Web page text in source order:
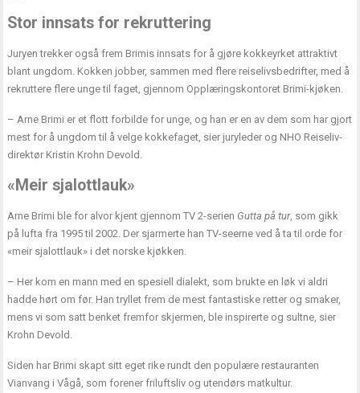
Stor innsats for rekruttering
Juryen trekker også frem Brimis innsats for å gjøre kokkeyrket attraktivt
blant ungdom. Kokken jobber, sammen med flere reiselivsbedrifter, med å
rekruttere flere unge til faget, gjennom Opplæringskontoret Brimi-kjøken.
– Arne Brimi er et flott forbilde for unge, og han er en av dem som har gjort
mest for å ungdom til å velge kokkefaget, sier juryleder og NHO Reiseliv-
direktør Kristin Krohn Devold.
«Meir sjalottlauk»
Arne Brimi ble for alvor kjent gjennom TV 2-serien Gutta på tur, som gikk
på lufta fra 1995 til 2002. Der sjarmerte han TV-seerne ved å ta til orde for
«meir sjalottlauk» i det norske kjøkken.
– Her kom en mann med en spesiell dialekt, som brukte en løk vi aldri
hadde hørt om før. Han tryllet frem de mest fantastiske retter og smaker,
mens vi som satt benket fremfor skjermen, ble inspirerte og sultne, sier
Krohn Devold.
Siden har Brimi skapt sitt eget rike rundt den populære restauranten
Vianvang i Vågå, som forener friluftsliv og utendørs matkultur.